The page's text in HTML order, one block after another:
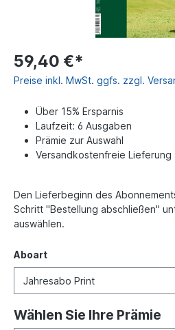
59,40 €*
Preise inkl. MwSt. ggfs. zzgl.
Über 15% Ersparnis
Laufzeit: 6 Ausgaben
Prämie zur Auswahl
Versandkostenfreie Lieferung
Den Lieferbeginn des
Schritt "Bestellung abschließen"
auswählen.
Aboart
Wählen Sie Ihre Prämie